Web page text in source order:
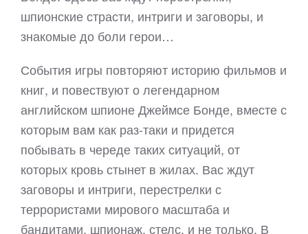
шпионские страсти, интриги и заговоры, и
знакомые до боли герои…
События игры повторяют историю фильмов и
книг, и повествуют о легендарном
английском шпионе Джеймсе Бонде, вместе с
которым вам как раз-таки и придется
побывать в череде таких ситуаций, от
которых кровь стынет в жилах. Вас ждут
заговоры и интриги, перестрелки с
террористами мирового масштаба и
бандитами, шпионаж, стелс, и не только. В